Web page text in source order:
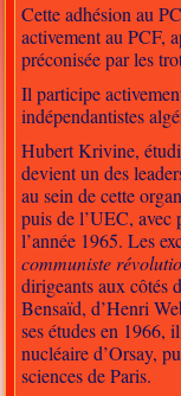
Cette adhésion au
activement au PCF,
préconisée par les
Il participe
indépendantistes
Hubert Krivine,
devient un des
au sein de cette
puis de l’UEC, avec
l’année 1965. Les
communiste
dirigeants aux côtés
Bensaïd, d’Henri
ses études en 1966,
nucléaire d’Orsay,
sciences de Paris.